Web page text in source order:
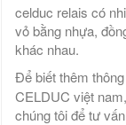
celduc relais có
vỏ bằng nhựa,
khác nhau.
Để biết thêm
CELDUC việt
chúng tôi để tư